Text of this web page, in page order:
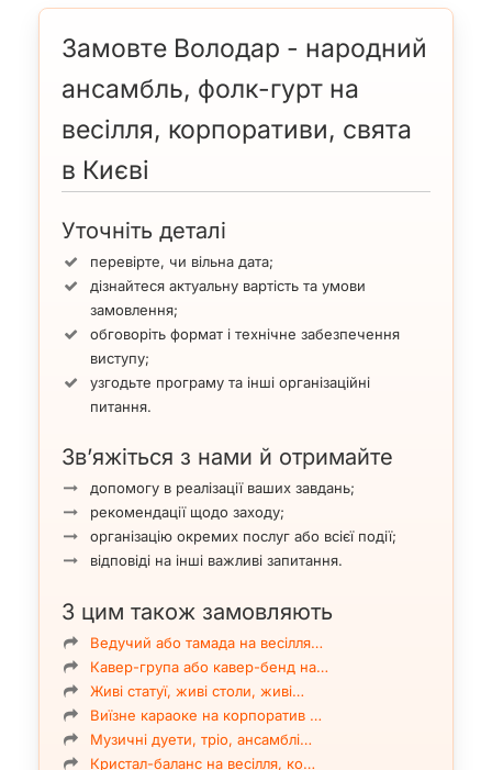
Замовте Володар - народний
ансамбль, фолк-гурт на
весілля, корпоративи, свята
в Києві
Уточніть деталі
перевірте, чи вільна дата;
дізнайтеся актуальну вартість та умови
замовлення;
обговоріть формат і технічне забезпечення
виступу;
узгодьте програму та інші організаційні
питання.
Зв’яжіться з нами й отримайте
допомогу в реалізації ваших завдань;
рекомендації щодо заходу;
організацію окремих послуг або всієї події;
відповіді на інші важливі запитання.
З цим також замовляють
Ведучий або тамада на весілля…
Кавер-група або кавер-бенд на…
Живі статуї, живі столи, живі…
Виїзне караоке на корпоратив …
Музичні дуети, тріо, ансамблі…
Кристал-баланс на весілля, ко…